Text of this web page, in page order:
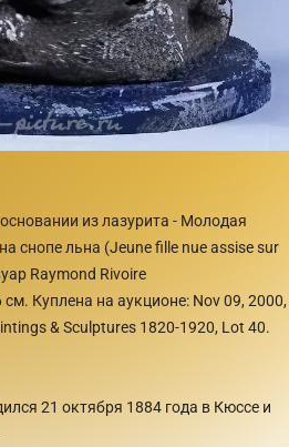
из лазурита - Молодая
снопе льна (Jeune fille nue assise sur
Raymond Rivoire
Куплена на аукционе: Nov 09, 2000,
& Sculptures 1820-1920, Lot 40.
21 октября 1884 года в Кюссе и